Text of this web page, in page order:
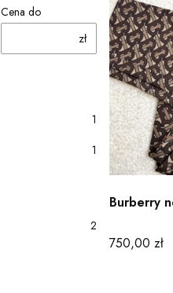
Cena do
zł
1
1
2
Burberry
Cena
750,00 zł